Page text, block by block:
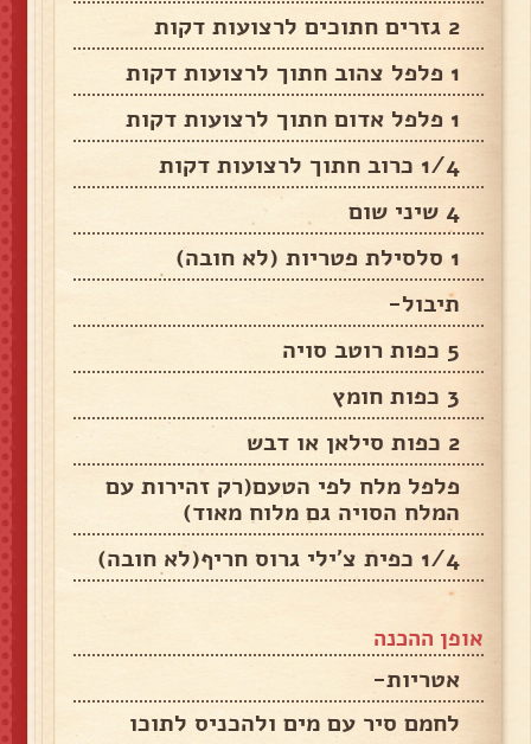
2 גזרים חתוכים לרצועות דקות
1 פלפל צהוב חתוך לרצועות דקות
1 פלפל אדום חתוך לרצועות דקות
1/4 כרוב חתוך לרצועות דקות
4 שיני שום
1 סלסילת פטריות‏ (לא חובה‏)
תיבול-
5 כפות רוטב סויה
3 כפות חומץ
2 כפות סילאן או דבש
פלפל מלח לפי הטעם‏(רק זהירות עם
המלח הסויה גם מלוח מאוד‏)
1/4 כפית צ'ילי גרוס חריף‏(לא חובה‏)
אופן ההכנה
אטריות-
לחמם סיר עם מים ולהכניס לתוכו